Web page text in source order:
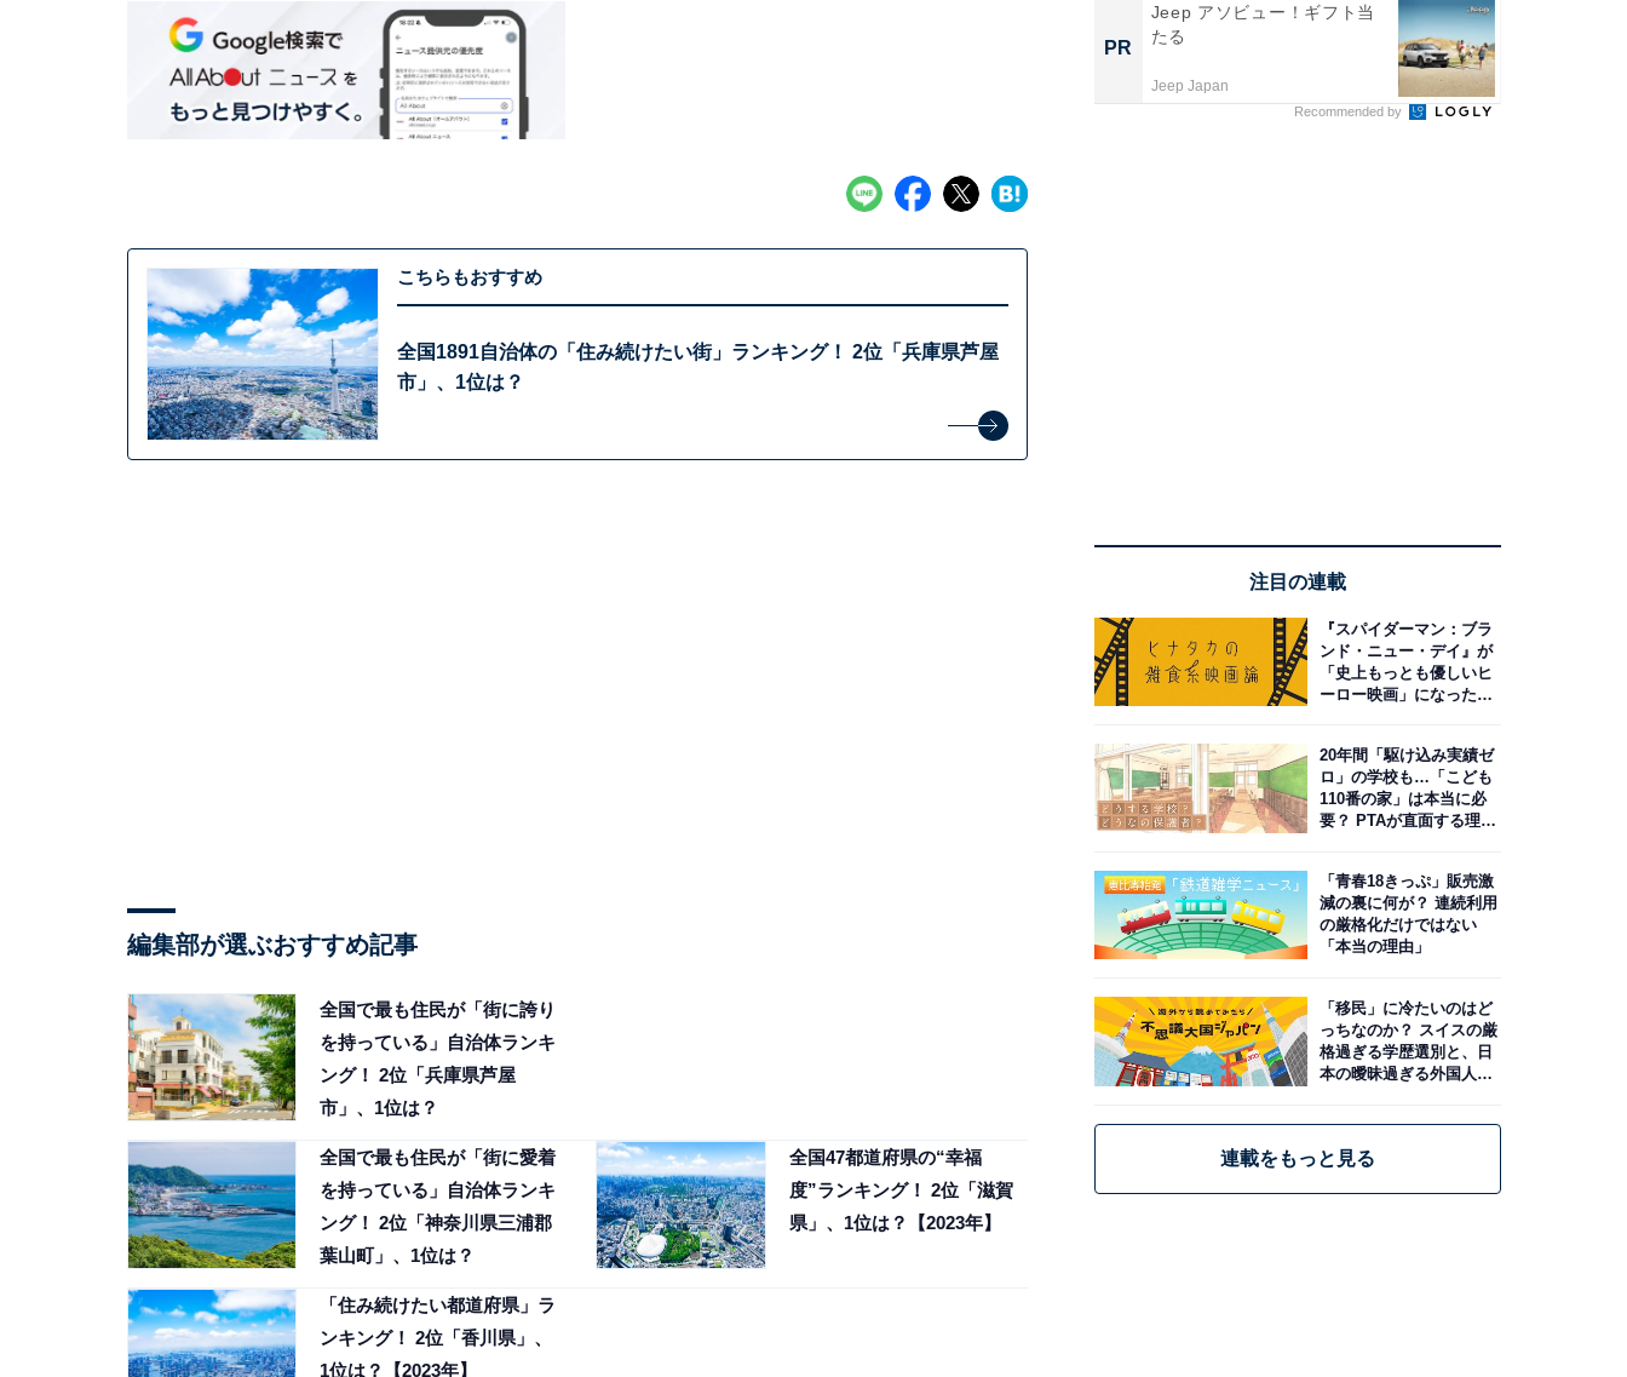
こちらもおすすめ
全国1891自治体の「住み続けたい街」ランキング！ 2位「兵庫県芦屋
市」、1位は？
編集部が選ぶおすすめ記事
全国で最も住民が「街に誇り
を持っている」自治体ランキ
ング！ 2位「兵庫県芦屋
市」、1位は？
全国で最も住民が「街に愛着
を持っている」自治体ランキ
ング！ 2位「神奈川県三浦郡
葉山町」、1位は？
全国47都道府県の“幸福
度”ランキング！ 2位「滋賀
県」、1位は？【2023年】
「住み続けたい都道府県」ラ
ンキング！ 2位「香川県」、
1位は？【2023年】
PR
Jeep アソビュー！ギフト当
たる
Jeep Japan
Recommended by
注目の連載
『スパイダーマン：ブラ
ンド・ニュー・デイ』が
「史上もっとも優しいヒ
ーロー映画」になった理
20年間「駆け込み実績ゼ
ロ」の学校も…「こども
110番の家」は本当に必
要？ PTAが直面する理想
「青春18きっぷ」販売激
減の裏に何が？ 連続利用
の厳格化だけではない
「本当の理由」
「移民」に冷たいのはど
っちなのか？ スイスの厳
格過ぎる学歴選別と、日
本の曖昧過ぎる外国人政
連載をもっと見る